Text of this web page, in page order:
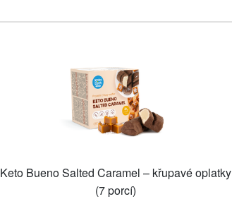
Keto Bueno Salted Caramel – křupavé oplatky
(7 porcí)